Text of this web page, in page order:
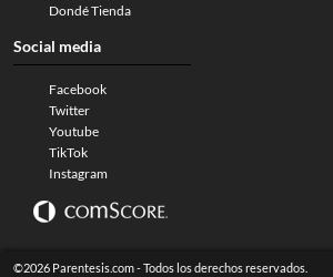
Dondé Tienda
Social media
Facebook
Twitter
Youtube
TikTok
Instagram
©2026 Parentesis.com - Todos los derechos reservados.